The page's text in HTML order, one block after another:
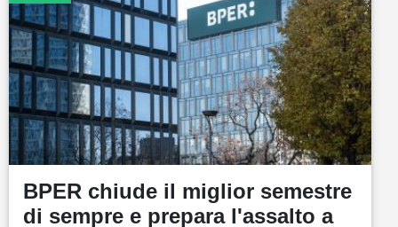
BPER chiude il miglior semestre
di sempre e prepara l'assalto a